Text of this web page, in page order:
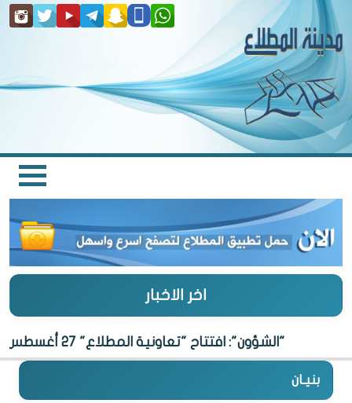
اخر الاخبار
"الشؤون": افتتاح "تعاونية المطلاع" 27 أغسطس
بنيـان